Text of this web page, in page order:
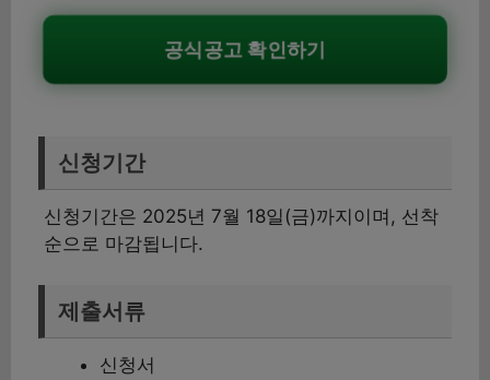
공식공고 확인하기
신청기간
신청기간은 2025년 7월 18일(금)까지이며, 선착
순으로 마감됩니다.
제출서류
신청서